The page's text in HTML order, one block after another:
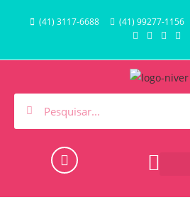
(41) 3117-6688 (41) 99277-1156